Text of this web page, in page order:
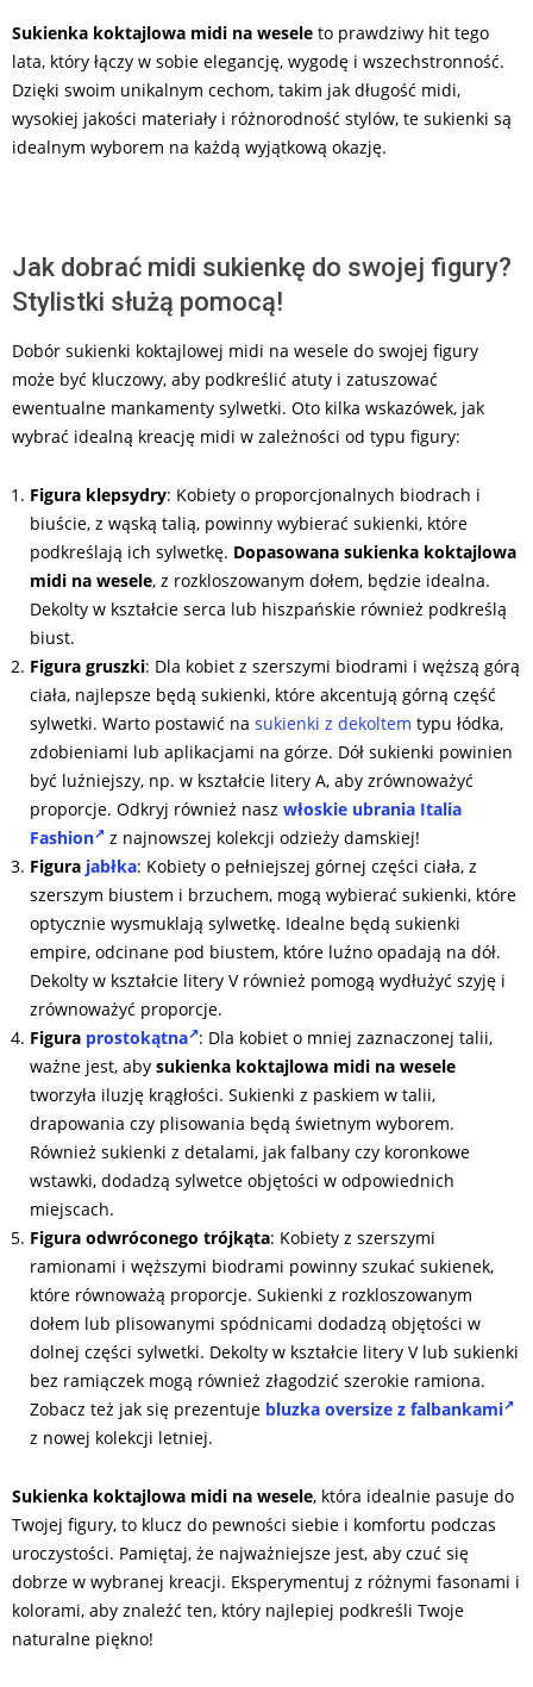
Sukienka koktajlowa midi na wesele to prawdziwy hit tego
lata, który łączy w sobie elegancję, wygodę i wszechstronność.
Dzięki swoim unikalnym cechom, takim jak długość midi,
wysokiej jakości materiały i różnorodność stylów, te sukienki są
idealnym wyborem na każdą wyjątkową okazję.
Jak dobrać midi sukienkę do swojej figury?
Stylistki służą pomocą!
Dobór sukienki koktajlowej midi na wesele do swojej figury
może być kluczowy, aby podkreślić atuty i zatuszować
ewentualne mankamenty sylwetki. Oto kilka wskazówek, jak
wybrać idealną kreację midi w zależności od typu figury:
Figura klepsydry: Kobiety o proporcjonalnych biodrach i
biuście, z wąską talią, powinny wybierać sukienki, które
podkreślają ich sylwetkę. Dopasowana sukienka koktajlowa
midi na wesele, z rozkloszowanym dołem, będzie idealna.
Dekolty w kształcie serca lub hiszpańskie również podkreślą
biust.
Figura gruszki: Dla kobiet z szerszymi biodrami i węższą górą
ciała, najlepsze będą sukienki, które akcentują górną część
sylwetki. Warto postawić na sukienki z dekoltem typu łódka,
zdobieniami lub aplikacjami na górze. Dół sukienki powinien
być luźniejszy, np. w kształcie litery A, aby zrównoważyć
proporcje. Odkryj również nasz włoskie ubrania Italia
Fashion
z najnowszej kolekcji odzieży damskiej!
Figura jabłka: Kobiety o pełniejszej górnej części ciała, z
szerszym biustem i brzuchem, mogą wybierać sukienki, które
optycznie wysmuklają sylwetkę. Idealne będą sukienki
empire, odcinane pod biustem, które luźno opadają na dół.
Dekolty w kształcie litery V również pomogą wydłużyć szyję i
zrównoważyć proporcje.
Figura prostokątna : Dla kobiet o mniej zaznaczonej talii,
ważne jest, aby sukienka koktajlowa midi na wesele
tworzyła iluzję krągłości. Sukienki z paskiem w talii,
drapowania czy plisowania będą świetnym wyborem.
Również sukienki z detalami, jak falbany czy koronkowe
wstawki, dodadzą sylwetce objętości w odpowiednich
miejscach.
Figura odwróconego trójkąta: Kobiety z szerszymi
ramionami i węższymi biodrami powinny szukać sukienek,
które równoważą proporcje. Sukienki z rozkloszowanym
dołem lub plisowanymi spódnicami dodadzą objętości w
dolnej części sylwetki. Dekolty w kształcie litery V lub sukienki
bez ramiączek mogą również złagodzić szerokie ramiona.
Zobacz też jak się prezentuje bluzka oversize z falbankami
z nowej kolekcji letniej.
Sukienka koktajlowa midi na wesele, która idealnie pasuje do
Twojej figury, to klucz do pewności siebie i komfortu podczas
uroczystości. Pamiętaj, że najważniejsze jest, aby czuć się
dobrze w wybranej kreacji. Eksperymentuj z różnymi fasonami i
kolorami, aby znaleźć ten, który najlepiej podkreśli Twoje
naturalne piękno!